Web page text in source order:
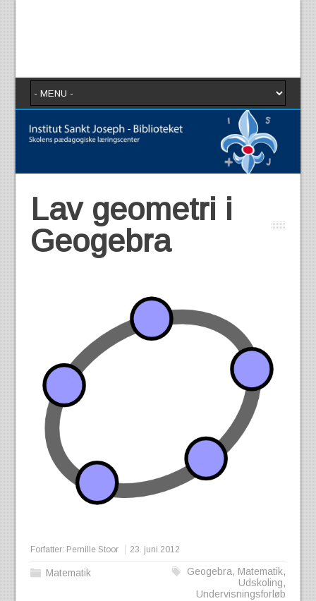
Lav geometri i
Geogebra
Forfatter: Pernille Stoor 23. juni 2012
Matematik Geogebra,Matematik,
Udskoling,
Undervisningsforløb